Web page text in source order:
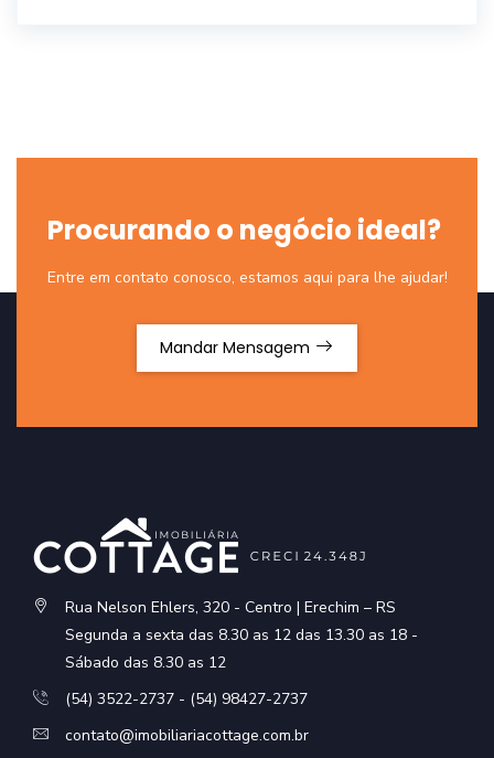
Procurando o negócio ideal?
Entre em contato conosco, estamos aqui para lhe ajudar!
Mandar Mensagem
Rua Nelson Ehlers, 320 - Centro | Erechim – RS
Segunda a sexta das 8.30 as 12 das 13.30 as 18 -
Sábado das 8.30 as 12
(54) 3522-2737 - (54) 98427-2737
contato@imobiliariacottage.com.br